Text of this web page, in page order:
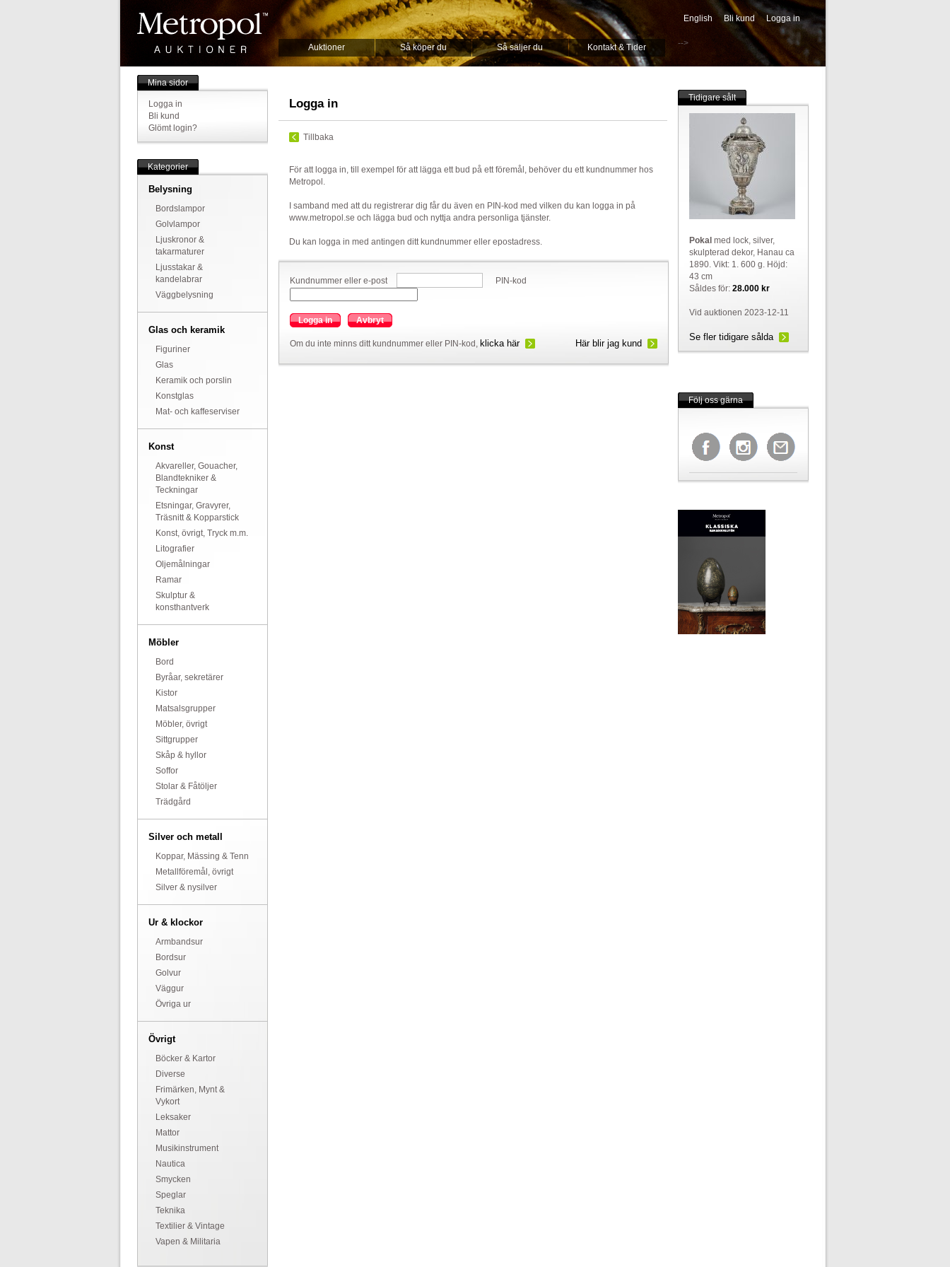
Auktioner Så köper du Så säljer du Kontakt & Tider
English Bli kund Logga in
-->
Mina sidor
Logga in
Bli kund
Glömt login?
Kategorier
Belysning
Bordslampor
Golvlampor
Ljuskronor &
takarmaturer
Ljusstakar &
kandelabrar
Väggbelysning
Glas och keramik
Figuriner
Glas
Keramik och porslin
Konstglas
Mat- och kaffeserviser
Konst
Akvareller, Gouacher,
Blandtekniker &
Teckningar
Etsningar, Gravyrer,
Träsnitt & Kopparstick
Konst, övrigt, Tryck m.m.
Litografier
Oljemålningar
Ramar
Skulptur &
konsthantverk
Möbler
Bord
Byråar, sekretärer
Kistor
Matsalsgrupper
Möbler, övrigt
Sittgrupper
Skåp & hyllor
Soffor
Stolar & Fåtöljer
Trädgård
Silver och metall
Koppar, Mässing & Tenn
Metallföremål, övrigt
Silver & nysilver
Ur & klockor
Armbandsur
Bordsur
Golvur
Väggur
Övriga ur
Övrigt
Böcker & Kartor
Diverse
Frimärken, Mynt &
Vykort
Leksaker
Mattor
Musikinstrument
Nautica
Smycken
Speglar
Teknika
Textilier & Vintage
Vapen & Militaria
Logga in
Tillbaka
För att logga in, till exempel för att lägga ett bud på ett föremål, behöver du ett kundnummer hos
Metropol.
I samband med att du registrerar dig får du även en PIN-kod med vilken du kan logga in på
www.metropol.se och lägga bud och nyttja andra personliga tjänster.
Du kan logga in med antingen ditt kundnummer eller epostadress.
Kundnummer eller e-post PIN-kod
Logga in Avbryt
Om du inte minns ditt kundnummer eller PIN-kod, klicka här Här blir jag kund
Tidigare sålt
Pokal med lock, silver,
skulpterad dekor, Hanau ca
1890. Vikt: 1. 600 g. Höjd:
43 cm
Såldes för: 28.000 kr
Vid auktionen 2023-12-11
Se fler tidigare sålda
Följ oss gärna